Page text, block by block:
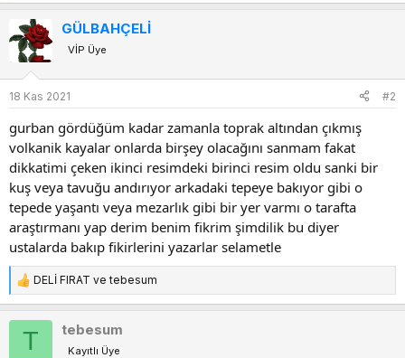
k
e
r
GÜLBAHÇELİ
VİP Üye
18 Kas 2021 #2
gurban gördüğüm kadar zamanla toprak altından çıkmış
volkanik kayalar onlarda birşey olacağını sanmam fakat
dikkatimi çeken ikinci resimdeki birinci resim oldu sanki bir
kuş veya tavuğu andırıyor arkadaki tepeye bakıyor gibi o
tepede yaşantı veya mezarlık gibi bir yer varmı o tarafta
araştırmanı yap derim benim fikrim şimdilik bu diyer
ustalarda bakıp fikirlerini yazarlar selametle
T
e
p
DELİ FIRAT vetebesum
T tebesum
Kayıtlı Üye